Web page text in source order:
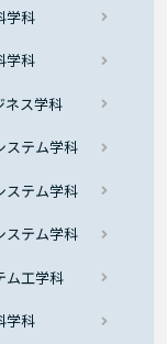
学科
学科
ス学科
テム学科
テム学科
テム学科
工学科
学科